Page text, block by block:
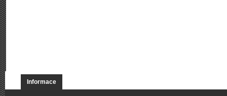
Informace